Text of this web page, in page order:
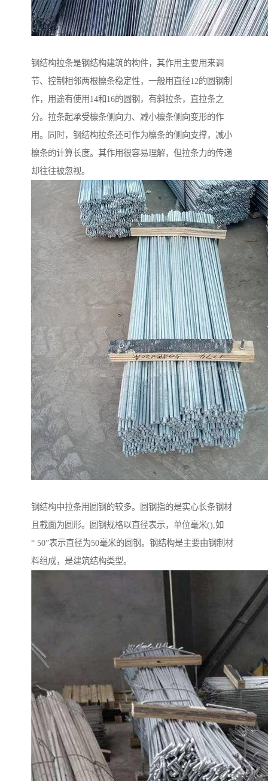
钢结构拉条是钢结构建筑的构件，其作用主要用来调
节、控制相邻两根檩条稳定性，一般用直径12的圆钢制
作，用途有使用14和16的圆钢，有斜拉条，直拉条之
分。拉条起承受檩条侧向力、减小檩条侧向变形的作
用。同时，钢结构拉条还可作为檩条的侧向支撑，减小
檩条的计算长度。其作用很容易理解，但拉条力的传递
却往往被忽视。
钢结构中拉条用圆钢的较多。圆钢指的是实心长条钢材
且截面为圆形。圆钢规格以直径表示，单位毫米(),如
“ 50”表示直径为50毫米的圆钢。钢结构是主要由钢制材
料组成，是建筑结构类型。